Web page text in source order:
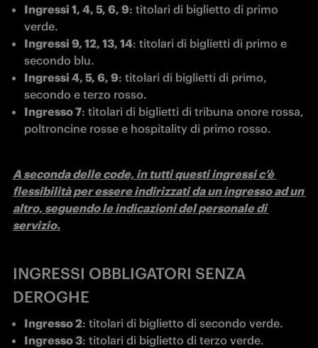
Ingressi 1, 4, 5, 6, 9: titolari di biglietto di primo
verde.
Ingressi 9, 12, 13, 14: titolari di biglietti di primo e
secondo blu.
Ingressi 4, 5, 6, 9: titolari di biglietti di primo,
secondo e terzo rosso.
Ingresso 7: titolari di biglietti di tribuna onore rossa,
poltroncine rosse e hospitality di primo rosso.
A seconda delle code, in tutti questi ingressi c’è
flessibilità per essere indirizzati da un ingresso ad un
altro, seguendo le indicazioni del personale di
servizio.
INGRESSI OBBLIGATORI SENZA
DEROGHE
Ingresso 2: titolari di biglietto di secondo verde.
Ingresso 3: titolari di biglietto di terzo verde.